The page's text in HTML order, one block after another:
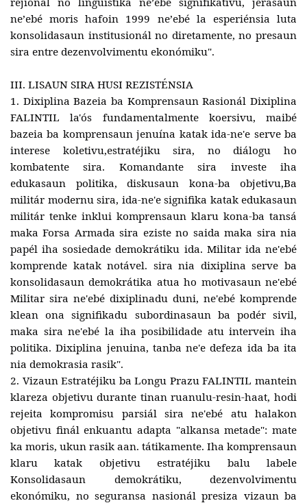
neʼebé moris hafoin 1999 neʼebé la esperiénsia luta
konsolidasaun institusionál no diretamente, no presaun
sira entre dezenvolvimentu ekonómiku".
III. LISAUN SIRA HUSI REZISTÉNSIA
1. Dixiplina Bazeia ba Komprensaun Rasionál Dixiplina
FALINTIL la'ós fundamentalmente koersivu, maibé
bazeia ba komprensaun jenuína katak ida-ne'e serve ba
interese koletivu,estratéjiku sira, no diálogu ho
kombatente sira. Komandante sira investe iha
edukasaun politika, diskusaun kona-ba objetivu,Ba
militár modernu sira, ida-ne'e signifika katak edukasaun
militár tenke inklui komprensaun klaru kona-ba tansá
maka Forsa Armada sira eziste no saida maka sira nia
papél iha sosiedade demokrátiku ida. Militar ida ne'ebé
komprende katak notável. sira nia dixiplina serve ba
konsolidasaun demokrátika atua ho motivasaun ne'ebé
Militar sira ne'ebé dixiplinadu duni, ne'ebé komprende
klean ona signifikadu subordinasaun ba podér sivil,
maka sira ne'ebé la iha posibilidade atu intervein iha
politika. Dixiplina jenuina, tanba ne'e defeza ida ba ita
nia demokrasia rasik".
2. Vizaun Estratéjiku ba Longu Prazu FALINTIL mantein
klareza objetivu durante tinan ruanulu-resin-haat, hodi
rejeita kompromisu parsiál sira ne'ebé atu halakon
objetivu finál enkuantu adapta "alkansa metade": mate
ka moris, ukun rasik aan. tátikamente. Iha komprensaun
klaru katak objetivu estratéjiku balu labele
Konsolidasaun demokrátiku, dezenvolvimentu
ekonómiku, no seguransa nasionál presiza vizaun ba